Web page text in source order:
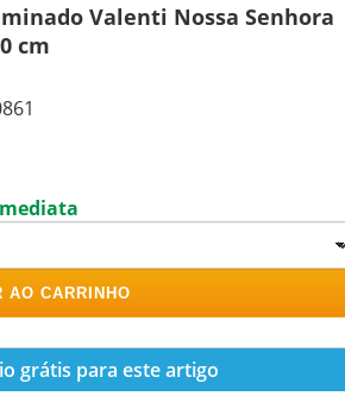
Valenti Nossa Senhora
cm
AO CARRINHO
grátis para este artigo